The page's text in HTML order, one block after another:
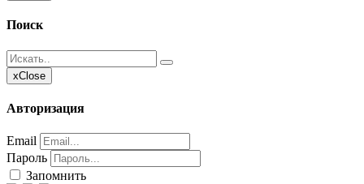
Поиск
xClose
Авторизация
Email
Пароль
Запомнить